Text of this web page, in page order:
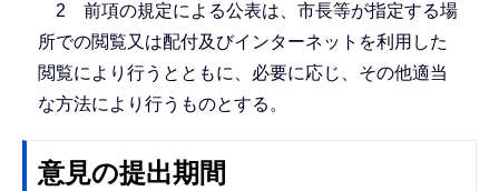
2 前項の規定による公表は、市長等が指定する場
所での閲覧又は配付及びインターネットを利用した
閲覧により行うとともに、必要に応じ、その他適当
な方法により行うものとする。
意見の提出期間